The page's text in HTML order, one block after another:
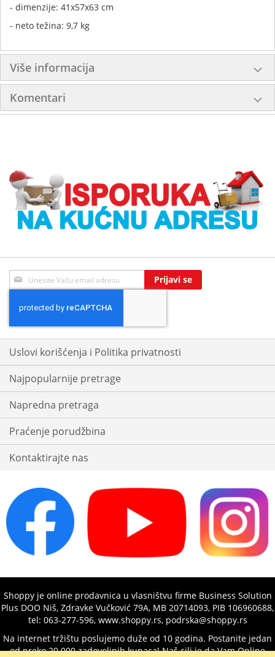
- dimenzije: 41x57x63 cm
- neto težina: 9,7 kg
Više informacija
Komentari
Sign
Up
Our
Newsletter:
Prijavi se
Uslovi korišćenja i Politika privatnosti
Najpopularnije pretrage
Napredna pretraga
Praćenje porudžbina
Kontaktirajte nas
Shoppy je online prodavnica u vlasništvu firme Business Solution
Plus DOO Niš, Zdravke Vučković 79A, MB 20714093, PIB 106960688,
tel: 063-277-596, www.shoppy.rs, podrska@shoppy.rs
Na internet tržištu poslujemo duže od 10 godina. Postanite jedan
od preko 20.000 zadovoljnih kupaca! Naš cilj je da Vam Online